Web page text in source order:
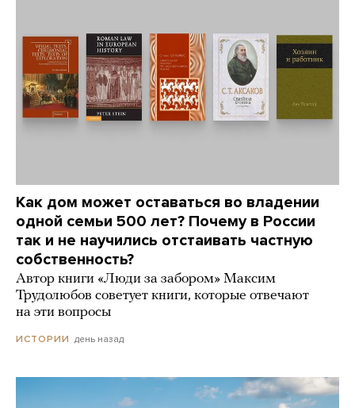
Как дом может оставаться во владении
одной семьи 500 лет? Почему в России
так и не научились отстаивать частную
собственность?
Автор книги «Люди за забором» Максим
Трудолюбов советует книги, которые отвечают
на эти вопросы
ИСТОРИИ день назад